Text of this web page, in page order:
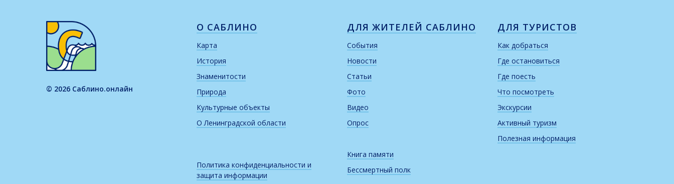
© 2026 Саблино.онлайн
О САБЛИНО
Карта
История
Знаменитости
Природа
Культурные объекты
О Ленинградской области
Политика конфиденциальности и
защита информации
ДЛЯ ЖИТЕЛЕЙ САБЛИНО
События
Новости
Статьи
Фото
Видео
Опрос
Книга памяти
Бессмертный полк
ДЛЯ ТУРИСТОВ
Как добраться
Где остановиться
Где поесть
Что посмотреть
Экскурсии
Активный туризм
Полезная информация